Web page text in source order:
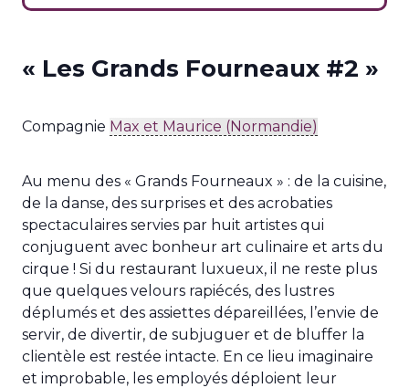
« Les Grands Fourneaux #2 »
Compagnie Max et Maurice (Normandie)
Au menu des « Grands Fourneaux » : de la cuisine,
de la danse, des surprises et des acrobaties
spectaculaires servies par huit artistes qui
conjuguent avec bonheur art culinaire et arts du
cirque ! Si du restaurant luxueux, il ne reste plus
que quelques velours rapiécés, des lustres
déplumés et des assiettes dépareillées, l’envie de
servir, de divertir, de subjuguer et de bluffer la
clientèle est restée intacte. En ce lieu imaginaire
et improbable, les employés déploient leur